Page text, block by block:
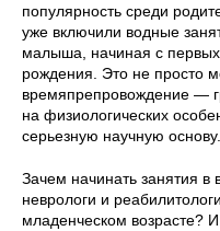
популярность среди
уже включили водные
малыша, начиная с
рождения. Это не просто
времяпрепровождение —
на физиологических
серьезную научную основу.
Зачем начинать занятия в
неврологи и
младенческом возрасте?